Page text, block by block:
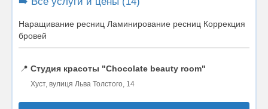
Наращивание ресниц Ламинирование ресниц Коррекция
бровей
📍 Студия красоты "Chocolate beauty room"
Хуст, вулиця Льва Толстого, 14